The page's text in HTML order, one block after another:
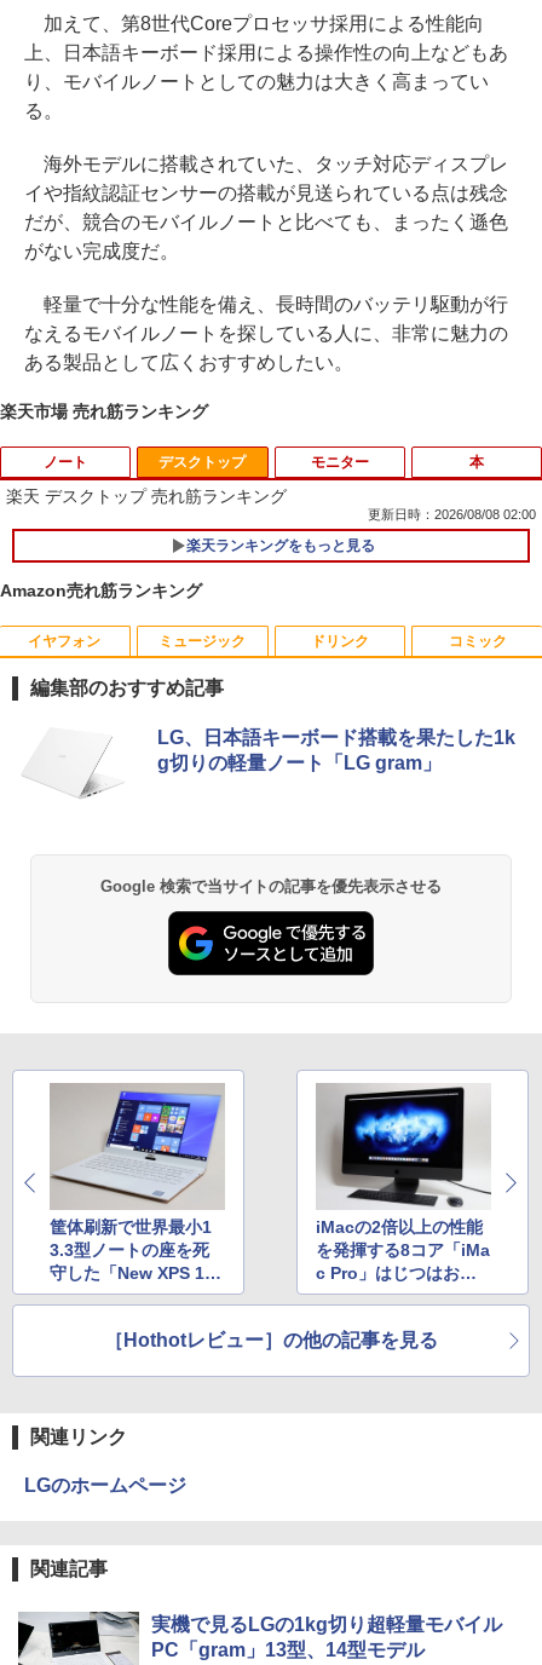
加えて、第8世代Coreプロセッサ採用による性能向
上、日本語キーボード採用による操作性の向上などもあ
り、モバイルノートとしての魅力は大きく高まってい
る。
海外モデルに搭載されていた、タッチ対応ディスプレ
イや指紋認証センサーの搭載が見送られている点は残念
だが、競合のモバイルノートと比べても、まったく遜色
がない完成度だ。
軽量で十分な性能を備え、長時間のバッテリ駆動が行
なえるモバイルノートを探している人に、非常に魅力の
ある製品として広くおすすめしたい。
楽天市場 売れ筋ランキング
ノート デスクトップ
楽天 デスクトップ 売れ筋ランキング
更新日時：2026/08/08 02:00
楽天ランキングをもっと見る
モニター 本
1
数学 大学入試問題解答集 2026 国公立大
編
目黒三吉 ]
￥726
付】 【電子書籍】[ 深山じお ]
￥726
楽譜 吹奏楽J−POP 好きすぎて滅！〔Gra
de 3〕／M！LK【沖縄・離島以外送料無
料】
￥5,940
Amazon売れ筋ランキング
イヤフォン
Anker Soundcore P40i オフホワイト
￥7,990
Anker Soundcore P31i ホワイト
￥5,990
￥14,990
【2026年アップグレード版】AOKIMI ワイヤ
レスイヤホン bluetooth イヤホン V12 小型
軽量 ブルートゥースHi-Fi 最大36時間再生 ぶ
るーとゅーす コードレス ENCノイズキャン
セリング 自動ペアリング Type-C充電 マイク
付き 防水 タッチ式音量調整 スポーツ/通勤/通
学/WEB会議 6.0(オフホワイト)
￥2,599
ミュージック
BRUCE WAYNE feat. Flo Milli, ATL Jacob
[Explicit]
BRUCE WAYNE feat. Flo Milli, ATL Jacob
￥250
On My Road (Stadium ver.)
￥250
BUGS LIFE
￥250
ドリンク
【Amazon.co.jp限定】 い・ろ・は・す 2L P
ET ラベルレス ×8本
by Amazon 天然水 ラベルレス 500ml ×24本
ウォーター ペットボトル 静岡県産 500ミリリ
ットル (Smart Basic)
￥1,117
by Amazon 炭酸水 ラベルレス 500ml ×24本
強炭酸水 ペットボトル 500ミリリットル (Sm
art Basic)
￥1,625
ベルレス 650mlPET×24本
コミック
薬屋のひとりごと 17巻 (デジタル版ビッグガ
ンガンコミックス)
異世界居酒屋「のぶ」(22) (角川コミックス・
￥832
￥594
HUNTER×HUNTER モノクロ版 39 (ジャンプ
コミックスDIGITAL)
￥572
スーパーの裏でヤニ吸うふたり 9巻 (デジタル
編集部のおすすめ記事
LG、日本語キーボード搭載を果たした1k
g切りの軽量ノート「LG gram」
Google 検索で当サイトの記事を優先表示させる
筐体刷新で世界最小1
3.3型ノートの座を死
守した「New XPS 1
3」
iMacの2倍以上の性能
を発揮する8コア「iMa
c Pro」はじつはお買
い得なプロ向けマシン
［Hothotレビュー］の他の記事を見る
関連リンク
LGのホームページ
関連記事
実機で見るLGの1kg切り超軽量モバイル
PC「gram」13型、14型モデル